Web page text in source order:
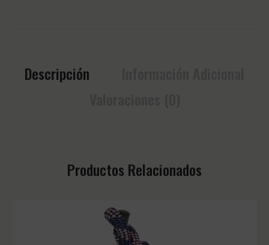
Descripción
Productos Relacionados